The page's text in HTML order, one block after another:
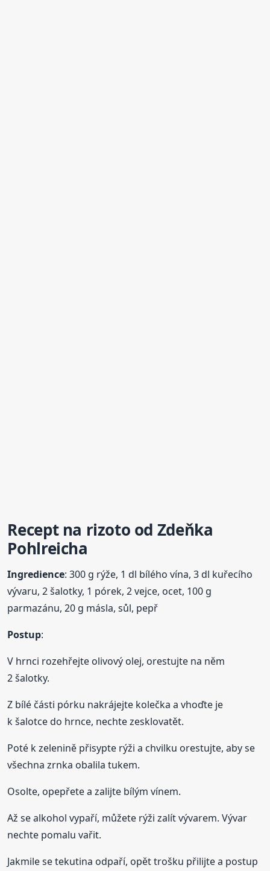
Recept na rizoto od Zdeňka
Pohlreicha
Ingredience: 300 g rýže, 1 dl bílého vína, 3 dl kuřecího
vývaru, 2 šalotky, 1 pórek, 2 vejce, ocet, 100 g
parmazánu, 20 g másla, sůl, pepř
Postup:
V hrnci rozehřejte olivový olej, orestujte na něm
2 šalotky.
Z bílé části pórku nakrájejte kolečka a vhoďte je
k šalotce do hrnce, nechte zesklovatět.
Poté k zelenině přisypte rýži a chvilku orestujte, aby se
všechna zrnka obalila tukem.
Osolte, opepřete a zalijte bílým vínem.
Až se alkohol vypaří, můžete rýži zalít vývarem. Vývar
nechte pomalu vařit.
Jakmile se tekutina odpaří, opět trošku přilijte a postup